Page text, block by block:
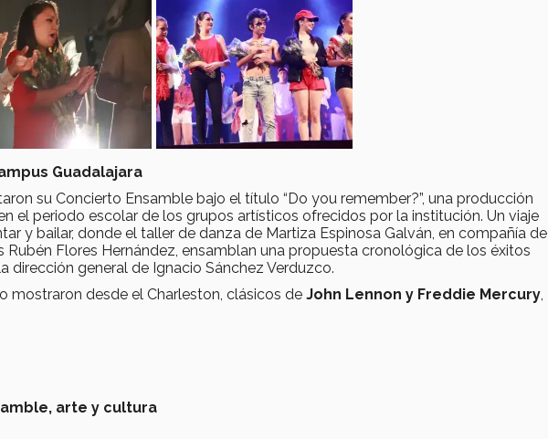
Guadalajara
su Concierto Ensamble bajo el título “Do you remember?”, una producción
el periodo escolar de los grupos artísticos ofrecidos por la institución. Un viaje
y bailar, donde el taller de danza de Martiza Espinosa Galván, en compañía de
Flores Hernández, ensamblan una propuesta cronológica de los éxitos
dirección general de Ignacio Sánchez Verduzco.
mostraron desde el Charleston, clásicos de John Lennon y Freddie Mercury,
arte y cultura